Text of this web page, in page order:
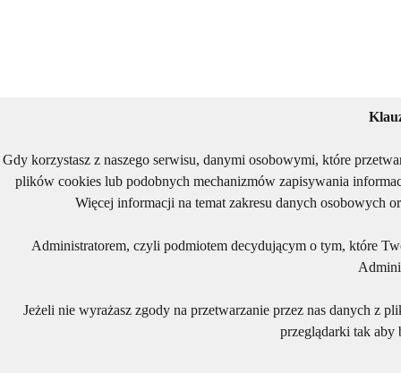
Gdy korzystasz z naszego serwisu, danymi osobowymi, które
plików cookies lub podobnych mechanizmów zapisywania
Więcej informacji na temat zakresu danych osobowych
Administratorem, czyli podmiotem decydującym o tym, które
Jeżeli nie wyrażasz zgody na przetwarzanie przez nas danych z
przeglądarki tak aby